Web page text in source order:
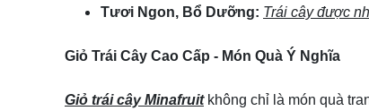
Tươi Ngon, Bổ Dưỡng: Trái cây được
Giỏ Trái Cây Cao Cấp - Món Quà Ý Nghĩa
Giỏ trái cây Minafruitkhông chỉ là món quà